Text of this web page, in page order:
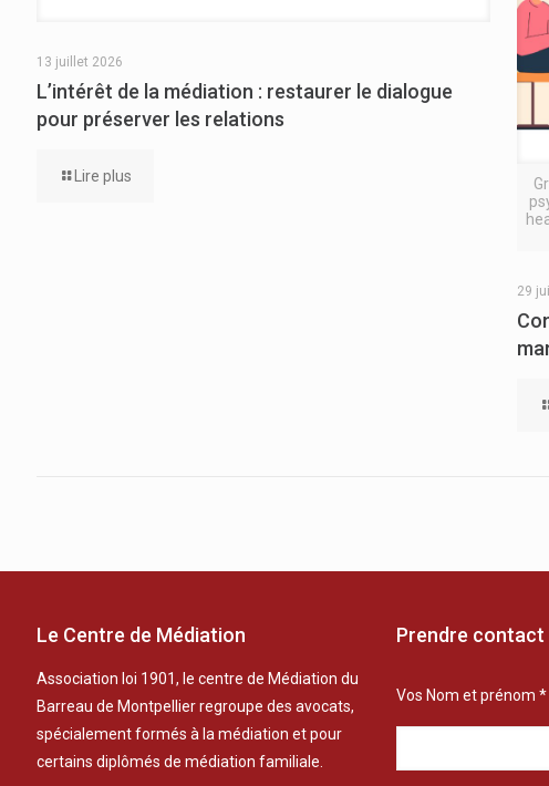
13 juillet 2026
L’intérêt de la médiation : restaurer le dialogue
pour préserver les relations
Lire plus
29
Le Centre de Médiation
Association loi 1901, le centre de Médiation du
Barreau de Montpellier regroupe des avocats,
spécialement formés à la médiation et pour
certains diplômés de médiation familiale.
Prendre contact
Vos Nom et prénom *